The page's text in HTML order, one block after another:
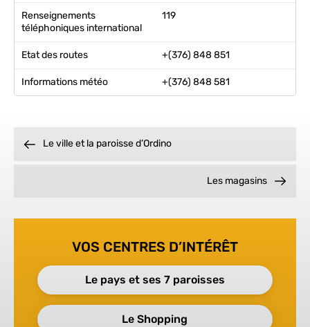
Renseignements
téléphoniques international
119
Etat des routes +(376) 848 851
Informations météo +(376) 848 581
VOS CENTRES D’INTÉRÊT
Le pays et ses 7 paroisses
Le Shopping
Le ville et la paroisse d’Ordino
Les magasins